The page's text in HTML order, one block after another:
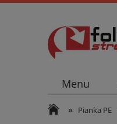
Menu
» Pianka PE